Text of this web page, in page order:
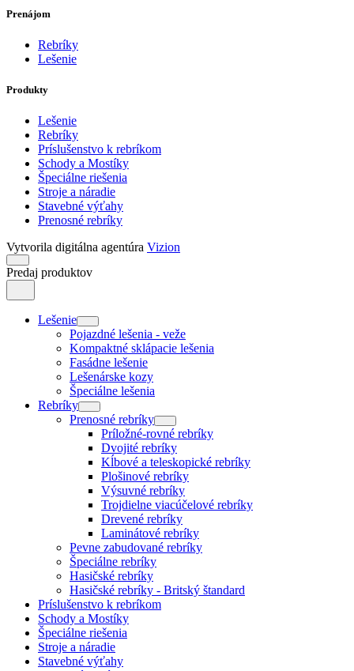
Prenájom
Rebríky
Lešenie
Produkty
Lešenie
Rebríky
Príslušenstvo k rebríkom
Schody a Mostíky
Špeciálne riešenia
Stroje a náradie
Stavebné výťahy
Prenosné rebríky
Vytvorila digitálna agentúra Vizion
Predaj produktov
Lešenie
Pojazdné lešenia - veže
Kompaktné sklápacie lešenia
Fasádne lešenie
Lešenárske kozy
Špeciálne lešenia
Rebríky
Prenosné rebríky
Príložné-rovné rebríky
Dvojité rebríky
Kĺbové a teleskopické rebríky
Plošinové rebríky
Výsuvné rebríky
Trojdielne viacúčelové rebríky
Drevené rebríky
Laminátové rebríky
Pevne zabudované rebríky
Špeciálne rebríky
Hasičské rebríky
Hasičské rebríky - Britský štandard
Príslušenstvo k rebríkom
Schody a Mostíky
Špeciálne riešenia
Stroje a náradie
Stavebné výťahy